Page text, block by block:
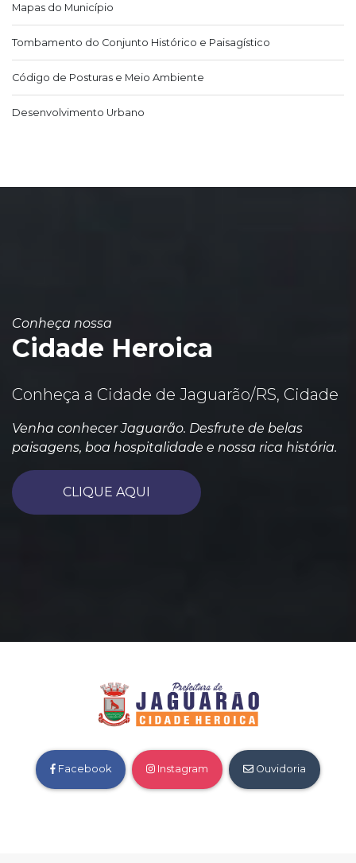
Mapas do Município
Tombamento do Conjunto Histórico e Paisagístico
Código de Posturas e Meio Ambiente
Desenvolvimento Urbano
Conheça nossa
Cidade Heroica
Conheça a Cidade de Jaguarão/RS, Cidade
Venha conhecer Jaguarão. Desfrute de belas
paisagens, boa hospitalidade e nossa rica história.
CLIQUE AQUI
Facebook Instagram Ouvidoria